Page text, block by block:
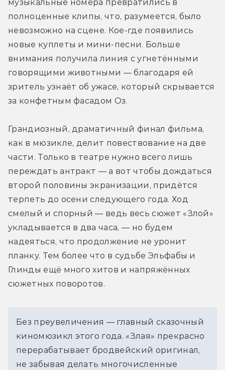
музыкальные номера превратились в
полноценные клипы, что, разумеется, было
невозможно на сцене. Кое-где появились
новые куплеты и мини-песни. Больше
внимания получила линия с угнетёнными
говорящими животными — благодаря ей
зритель узнаёт об ужасе, который скрывается
за конфетным фасадом Оз.
Грандиозный, драматичный финал фильма,
как в мюзикле, делит повествование на две
части. Только в театре нужно всего лишь
переждать антракт — а вот чтобы дождаться
второй половины экранизации, придётся
терпеть до осени следующего года. Ход
смелый и спорный — ведь весь сюжет «Злой»
укладывается в два часа, — но будем
надеяться, что продолжение не уронит
планку. Тем более что в судьбе Эльфабы и
Глинды ещё много хитов и напряжённых
сюжетных поворотов.
Без преувеличения — главный сказочный
киномюзикл этого года. «Злая» прекрасно
перерабатывает бродвейский оригинал,
не забывая делать многочисленные